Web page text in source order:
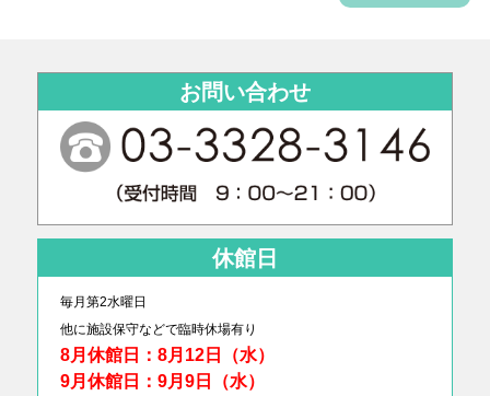
お問い合わせ
休館日
毎月第2水曜日
他に施設保守などで臨時休場有り
8月休館日：8月12日（水）
9月休館日：9月9日（水）